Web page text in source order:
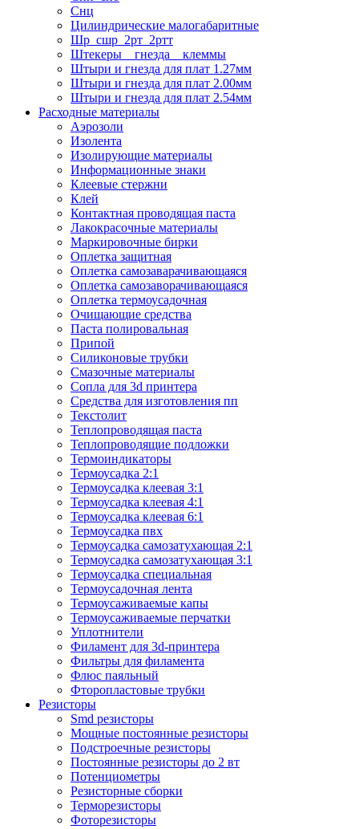
Снц
Цилиндрические малогабаритные
Шр_сшр_2рт_2ртт
Штекеры _ гнезда _ клеммы
Штыри и гнезда для плат 1.27мм
Штыри и гнезда для плат 2.00мм
Штыри и гнезда для плат 2.54мм
Расходные материалы
Аэрозоли
Изолента
Изолирующие материалы
Информационные знаки
Клеевые стержни
Клей
Контактная проводящая паста
Лакокрасочные материалы
Маркировочные бирки
Оплетка защитная
Оплетка самозаварачивающаяся
Оплетка самозаворачивающаяся
Оплетка термоусадочная
Очищающие средства
Паста полировальная
Припой
Силиконовые трубки
Смазочные материалы
Сопла для 3d принтера
Средства для изготовления пп
Текстолит
Теплопроводящая паста
Теплопроводящие подложки
Термоиндикаторы
Термоусадка 2:1
Термоусадка клеевая 3:1
Термоусадка клеевая 4:1
Термоусадка клеевая 6:1
Термоусадка пвх
Термоусадка самозатухающая 2:1
Термоусадка самозатухающая 3:1
Термоусадка специальная
Термоусадочная лента
Термоусаживаемые капы
Термоусаживаемые перчатки
Уплотнители
Филамент для 3d-принтера
Фильтры для филамента
Флюс паяльный
Фторопластовые трубки
Резисторы
Smd резисторы
Мощные постоянные резисторы
Подстроечные резисторы
Постоянные резисторы до 2 вт
Потенциометры
Резисторные сборки
Терморезисторы
Фоторезисторы